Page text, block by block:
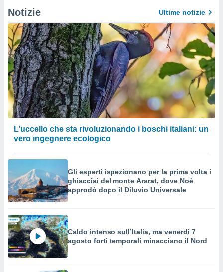
Notizie Ultime notizie
L’uccello che sta rivoluzionando i boschi italiani: un
vero ingegnere ecologico
Gli esperti ispezionano per la prima volta i
ghiacciai del monte Ararat, dove Noè
approdò dopo il Diluvio Universale
Caldo intenso sull’Italia, ma venerdì 7
agosto forti temporali minacciano il Nord